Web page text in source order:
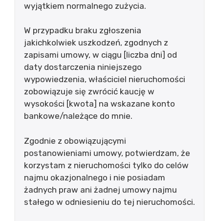
wyjątkiem normalnego zużycia.
W przypadku braku zgłoszenia
jakichkolwiek uszkodzeń, zgodnych z
zapisami umowy, w ciągu [liczba dni] od
daty dostarczenia niniejszego
wypowiedzenia, właściciel nieruchomości
zobowiązuje się zwrócić kaucję w
wysokości [kwota] na wskazane konto
bankowe/należące do mnie.
Zgodnie z obowiązującymi
postanowieniami umowy, potwierdzam, że
korzystam z nieruchomości tylko do celów
najmu okazjonalnego i nie posiadam
żadnych praw ani żadnej umowy najmu
stałego w odniesieniu do tej nieruchomości.